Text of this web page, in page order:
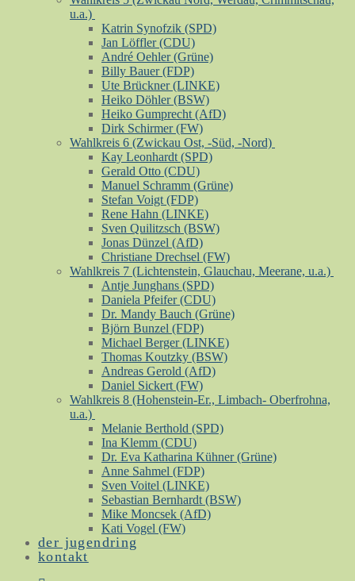
u.a.)
Katrin Synofzik (SPD)
Jan Löffler (CDU)
André Oehler (Grüne)
Billy Bauer (FDP)
Ute Brückner (LINKE)
Heiko Döhler (BSW)
Heiko Gumprecht (AfD)
Dirk Schirmer (FW)
Wahlkreis 6 (Zwickau Ost, -Süd, -Nord)
Kay Leonhardt (SPD)
Gerald Otto (CDU)
Manuel Schramm (Grüne)
Stefan Voigt (FDP)
Rene Hahn (LINKE)
Sven Quilitzsch (BSW)
Jonas Dünzel (AfD)
Christiane Drechsel (FW)
Wahlkreis 7 (Lichtenstein, Glauchau, Meerane, u.a.)
Antje Junghans (SPD)
Daniela Pfeifer (CDU)
Dr. Mandy Bauch (Grüne)
Björn Bunzel (FDP)
Michael Berger (LINKE)
Thomas Koutzky (BSW)
Andreas Gerold (AfD)
Daniel Sickert (FW)
Wahlkreis 8 (Hohenstein-Er., Limbach- Oberfrohna,
u.a.)
Melanie Berthold (SPD)
Ina Klemm (CDU)
Dr. Eva Katharina Kühner (Grüne)
Anne Sahmel (FDP)
Sven Voitel (LINKE)
Sebastian Bernhardt (BSW)
Mike Moncsek (AfD)
Kati Vogel (FW)
der jugendring
kontakt